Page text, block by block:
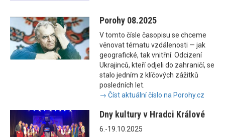
Porohy 08.2025
V tomto čísle časopisu se chceme
věnovat tématu vzdálenosti — jak
geografické, tak vnitřní. Odcizení
Ukrajinců, kteří odjeli do zahraničí, se
stalo jedním z klíčových zážitků
posledních let.
→ Číst aktuální číslo na Porohy.cz
Dny kultury v Hradci Králové
6.-19.10.2025